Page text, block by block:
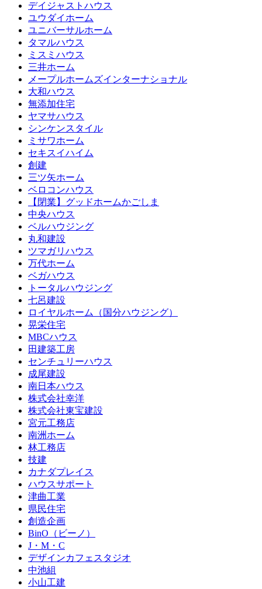
デイジャストハウス
ユウダイホーム
ユニバーサルホーム
タマルハウス
ミスミハウス
三井ホーム
メープルホームズインターナショナル
大和ハウス
無添加住宅
ヤマサハウス
シンケンスタイル
ミサワホーム
セキスイハイム
創建
三ツ矢ホーム
ベロコンハウス
【閉業】グッドホームかごしま
中央ハウス
ベルハウジング
丸和建設
ツマガリハウス
万代ホーム
ベガハウス
トータルハウジング
七呂建設
ロイヤルホーム（国分ハウジング）
晃栄住宅
MBCハウス
田建築工房
センチュリーハウス
成尾建設
南日本ハウス
株式会社幸洋
株式会社東宝建設
宮元工務店
南洲ホーム
林工務店
技建
カナダプレイス
ハウスサポート
津曲工業
県民住宅
創造企画
BinO（ビーノ）
J・M・C
デザインカフェスタジオ
中池組
小山工建